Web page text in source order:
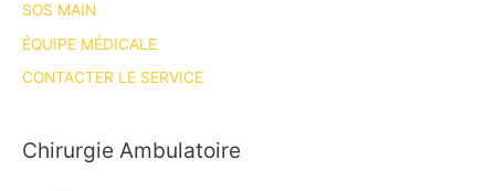
SOS MAIN
ÉQUIPE MÉDICALE
CONTACTER LE SERVICE
Chirurgie Ambulatoire